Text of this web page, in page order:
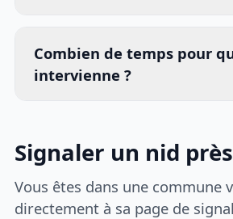
Combien de temps pour
intervienne ?
Signaler un nid
Vous êtes dans une commune
directement à sa page de